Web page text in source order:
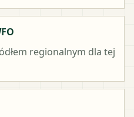
regionalnym dla tej